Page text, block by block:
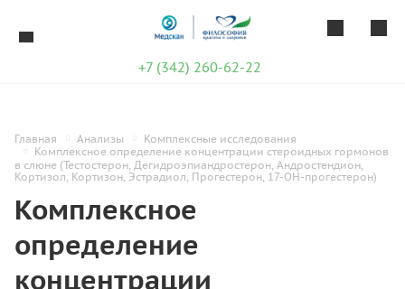
+7 (342) 260-62-22
Главная Анализы
Комплексные исследования
Комплексное определение концентрации стероидных гормонов
в слюне (Тестостерон, Дегидроэпиандростерон, Андростендион,
Кортизол, Кортизон, Эстрадиол, Прогестерон, 17-ОН-прогестерон)
Комплексное
определение
концентрации